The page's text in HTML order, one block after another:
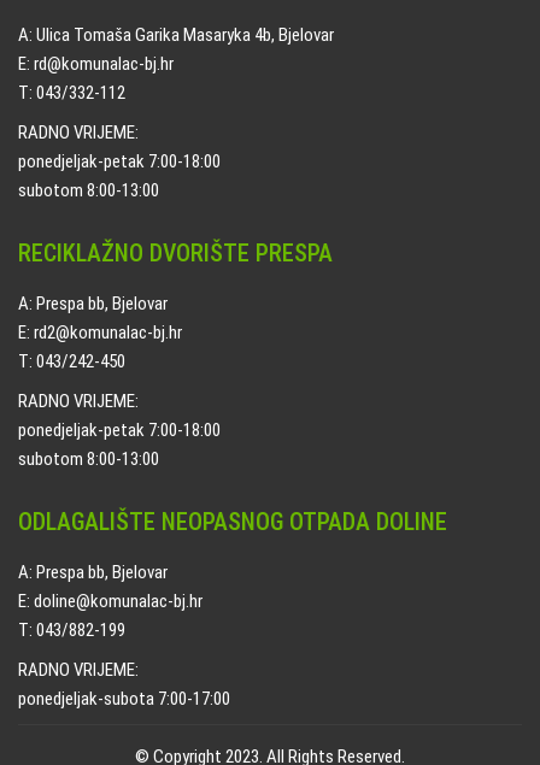
A: Ulica Tomaša Garika Masaryka 4b, Bjelovar
E: rd@komunalac-bj.hr
T: 043/332-112
RADNO VRIJEME:
ponedjeljak-petak 7:00-18:00
subotom 8:00-13:00
RECIKLAŽNO DVORIŠTE PRESPA
A: Prespa bb, Bjelovar
E: rd2@komunalac-bj.hr
T: 043/242-450
RADNO VRIJEME:
ponedjeljak-petak 7:00-18:00
subotom 8:00-13:00
ODLAGALIŠTE NEOPASNOG OTPADA DOLINE
A: Prespa bb, Bjelovar
E: doline@komunalac-bj.hr
T: 043/882-199
RADNO VRIJEME:
ponedjeljak-subota 7:00-17:00
© Copyright 2023. All Rights Reserved.